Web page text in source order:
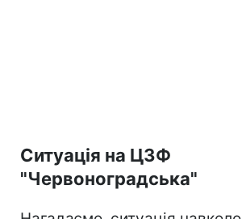
Ситуація на ЦЗФ
"Червоноградська"